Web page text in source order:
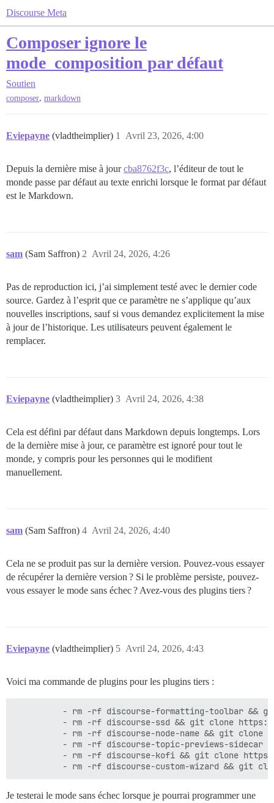
Discourse Meta
Composer ignore le
mode_composition par défaut
Soutien
composer, markdown
Eviepayne (vladtheimplier) Avril 23, 2026, 4:00
1
Depuis la dernière mise à jourcba8762f3c, l’éditeur de tout le
monde passe par défaut au texte enrichi lorsque le format par défaut
est le Markdown.
sam (Sam Saffron) Avril 24, 2026, 4:26
2
Pas de reproduction ici, j’ai simplement testé avec le dernier code
source. Gardez à l’esprit que ce paramètre ne s’applique qu’aux
nouvelles inscriptions, sauf si vous demandez explicitement la mise
à jour de l’historique. Les utilisateurs peuvent également le
remplacer.
Eviepayne (vladtheimplier) Avril 24, 2026, 4:38
3
Cela est défini par défaut dans Markdown depuis longtemps. Lors
de la dernière mise à jour, ce paramètre est ignoré pour tout le
monde, y compris pour les personnes qui le modifient
manuellement.
sam (Sam Saffron) Avril 24, 2026, 4:40
4
Cela ne se produit pas sur la dernière version. Pouvez-vous essayer
de récupérer la dernière version ? Si le problème persiste, pouvez-
vous essayer le mode sans échec ? Avez-vous des plugins tiers ?
Eviepayne (vladtheimplier) Avril 24, 2026, 4:43
5
Voici ma commande de plugins pour les plugins tiers :
- rm -rf discourse-formatting-toolbar &&
- rm -rf discourse-ssd && git clone
- rm -rf discourse-node-name && git clone
- rm -rf discourse-topic-previews-sidecar
- rm -rf discourse-kofi && git clone
Je testerai le mode sans échec lorsque je pourrai programmer une